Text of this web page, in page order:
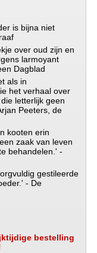
is bijna niet
over oud zijn en
larmoyant
Dagblad
als in
het verhaal over
letterlijk geen
Peeters, de
kooten erin
zaak van leven
behandelen.' -
gestileerde
- De
bestelling